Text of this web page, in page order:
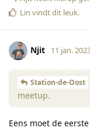
Lin vindt dit leuk.
Njit 11 jan.
Station-de-Oost
meetup.
Eens moet de